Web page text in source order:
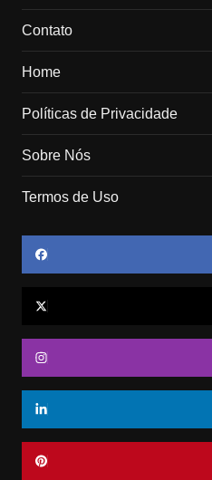
Contato
Home
Políticas de Privacidade
Sobre Nós
Termos de Uso